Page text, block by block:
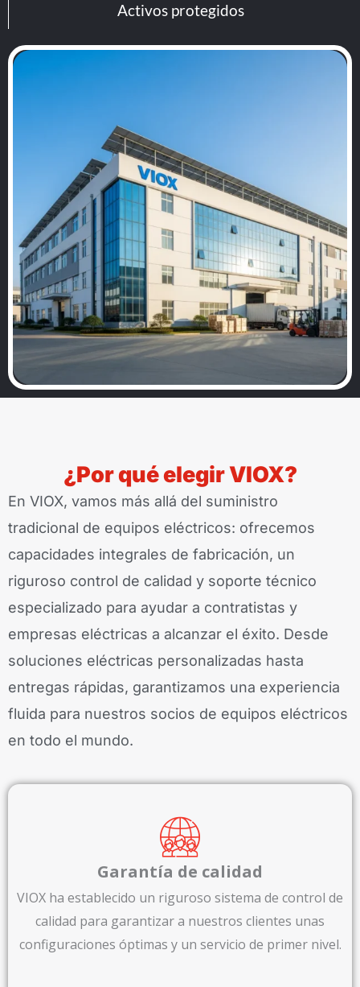
Activos protegidos
¿Por qué elegir VIOX?
En VIOX, vamos más allá del suministro
tradicional de equipos eléctricos: ofrecemos
capacidades integrales de fabricación, un
riguroso control de calidad y soporte técnico
especializado para ayudar a contratistas y
empresas eléctricas a alcanzar el éxito. Desde
soluciones eléctricas personalizadas hasta
entregas rápidas, garantizamos una experiencia
fluida para nuestros socios de equipos eléctricos
en todo el mundo.
Garantía de calidad
VIOX ha establecido un riguroso sistema de control de
calidad para garantizar a nuestros clientes unas
configuraciones óptimas y un servicio de primer nivel.